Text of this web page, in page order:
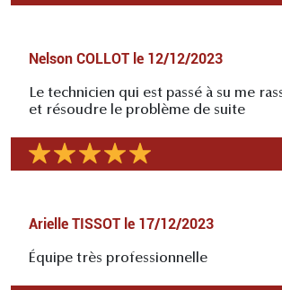
Nelson COLLOT le 12/12/2023
Le technicien qui est passé à su me
et résoudre le problème de suite
Arielle TISSOT le 17/12/2023
Équipe très professionnelle